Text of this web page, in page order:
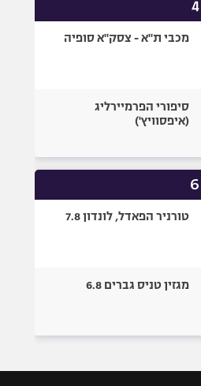
מכבי ת"א - צסק"א סופיה
סיפורי הפרמיירליג
(איפסוויץ')
טורניר הפאדל, לונדון 7.8
מגזין טניס גברים 6.8